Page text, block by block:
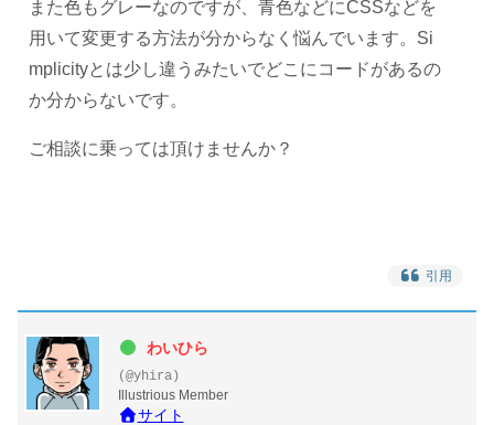
また色もグレーなのですが、青色などにCSSなどを
用いて変更する方法が分からなく悩んでいます。Si
mplicityとは少し違うみたいでどこにコードがあるの
か分からないです。
ご相談に乗っては頂けませんか？
引用
わいひら
(@yhira)
Illustrious Member
サイト